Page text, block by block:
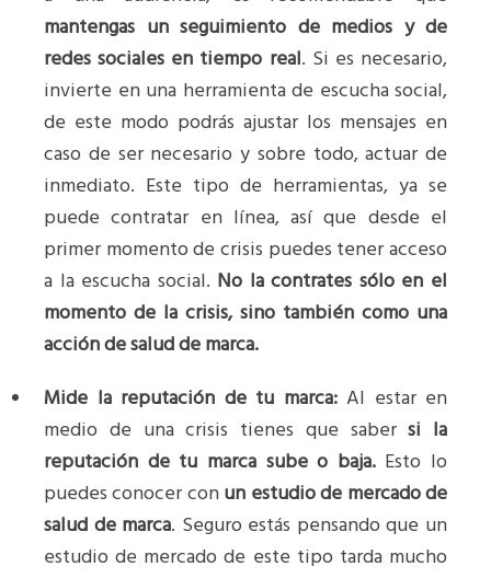
mantengas un seguimiento de medios y de
redes sociales en tiempo real. Si es necesario,
invierte en una herramienta de escucha social,
de este modo podrás ajustar los mensajes en
caso de ser necesario y sobre todo, actuar de
inmediato. Este tipo de herramientas, ya se
puede contratar en línea, así que desde el
primer momento de crisis puedes tener acceso
a la escucha social. No la contrates sólo en el
momento de la crisis, sino también como una
acción de salud de marca.
Mide la reputación de tu marca:Al estar en
medio de una crisis tienes que sabersi la
reputación de tu marca sube o baja.Esto lo
puedes conocer conun estudio de mercado de
salud de marca. Seguro estás pensando que un
estudio de mercado de este tipo tarda mucho